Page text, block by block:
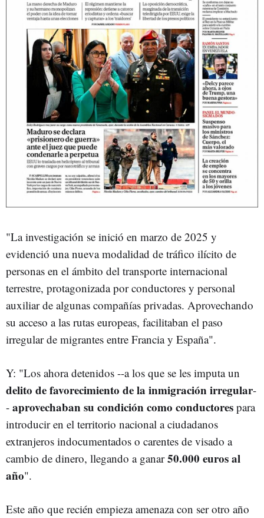
"La investigación se inició en marzo de 2025 y
evidenció una nueva modalidad de tráfico ilícito de
personas en el ámbito del transporte internacional
terrestre, protagonizada por conductores y personal
auxiliar de algunas compañías privadas. Aprovechando
su acceso a las rutas europeas, facilitaban el paso
irregular de migrantes entre Francia y España".
Y: "Los ahora detenidos --a los que se les imputa un
delito de favorecimiento de la inmigración irregular-
- aprovechaban su condición como conductores para
introducir en el territorio nacional a ciudadanos
extranjeros indocumentados o carentes de visado a
cambio de dinero, llegando a ganar50.000 euros al
año".
Este año que recién empieza amenaza con ser otro año